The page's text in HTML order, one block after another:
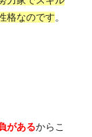
格なのです。
があるからこ